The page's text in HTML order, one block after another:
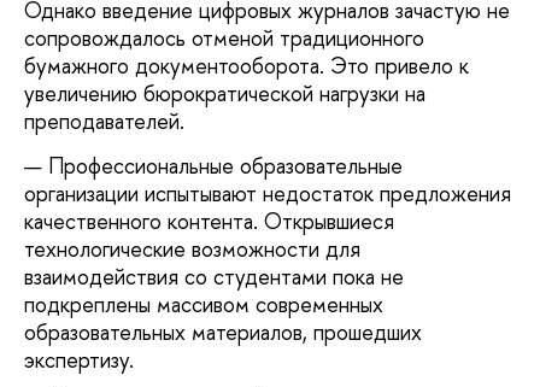
Однако введение цифровых журналов зачастую не
сопровождалось отменой традиционного
бумажного документооборота. Это привело к
увеличению бюрократической нагрузки на
преподавателей.
Профессиональные образовательные
организации испытывают недостаток предложения
качественного контента. Открывшиеся
технологические возможности для
взаимодействия со студентами пока не
подкреплены массивом современных
образовательных материалов, прошедших
экспертизу.